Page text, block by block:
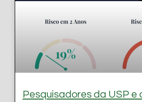
Pesquisadores da USP e